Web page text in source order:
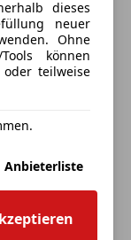
dieses
neuer
Ohne
können
teilweise
Anbieterliste